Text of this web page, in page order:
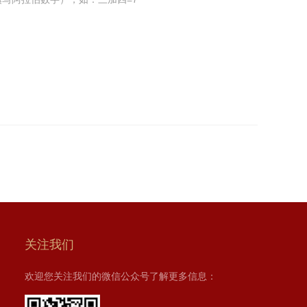
关注我们
欢迎您关注我们的微信公众号了解更多信息：